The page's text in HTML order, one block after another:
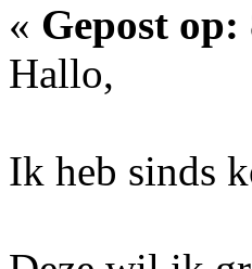
« Gepost op:
Hallo,
Ik heb sinds